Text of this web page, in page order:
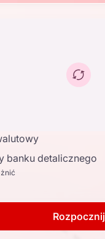
banku detalicznego
Rozpocznij